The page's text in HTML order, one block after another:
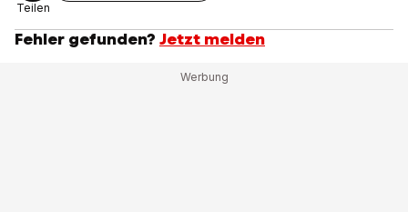
Teilen
Fehler gefunden? Jetzt melden